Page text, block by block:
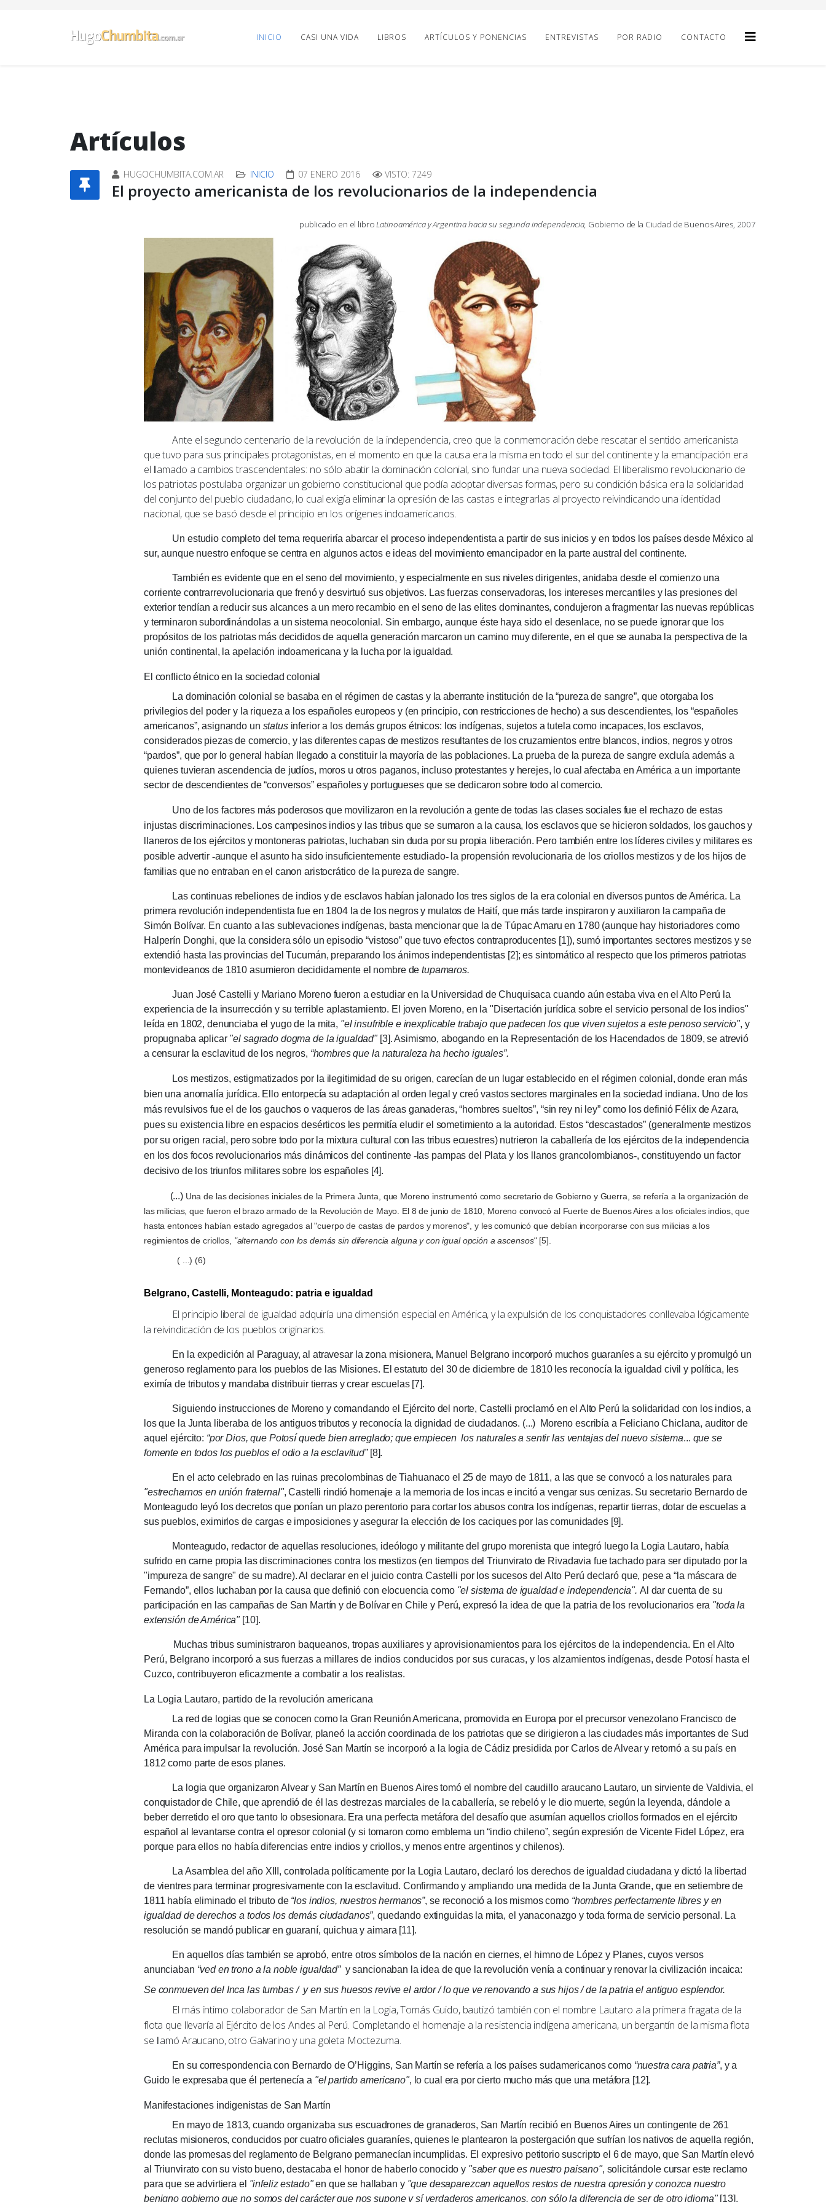
INICIO CASI UNA VIDA LIBROS ARTÍCULOS Y PONENCIAS ENTREVISTAS POR RADIO CONTACTO
Artículos
HUGOCHUMBITA.COM.AR INICIO 07 ENERO 2016 VISTO: 7249
El proyecto americanista de los revolucionarios de la independencia
publicado en el libroLatinoamérica y Argentina hacia su segunda independencia, Gobierno de la Ciudad de Buenos Aires, 2007
Ante el segundo centenario de la revolución de la independencia, creo que la conmemoración debe rescatar el sentido americanista
que tuvo para sus principales protagonistas, en el momento en que la causa era la misma en todo el sur del continente y la emancipación era
el llamado a cambios trascendentales: no sólo abatir la dominación colonial, sino fundar una nueva sociedad. El liberalismo revolucionario de
los patriotas postulaba organizar un gobierno constitucional que podía adoptar diversas formas, pero su condición básica era la solidaridad
del conjunto del pueblo ciudadano, lo cual exigía eliminar la opresión de las castas e integrarlas al proyecto reivindicando una identidad
nacional, que se basó desde el principio en los orígenes indoamericanos.
Un estudio completo del tema requeriría abarcar el proceso independentista a partir de sus inicios y en todos los países desde México al
sur, aunque nuestro enfoque se centra en algunos actos e ideas del movimiento emancipador en la parte austral del continente.
También es evidente que en el seno del movimiento, y especialmente en sus niveles dirigentes, anidaba desde el comienzo una
corriente contrarrevolucionaria que frenó y desvirtuó sus objetivos. Las fuerzas conservadoras, los intereses mercantiles y las presiones del
exterior tendían a reducir sus alcances a un mero recambio en el seno de las elites dominantes, condujeron a fragmentar las nuevas repúblicas
y terminaron subordinándolas a un sistema neocolonial. Sin embargo, aunque éste haya sido el desenlace, no se puede ignorar que los
propósitos de los patriotas más decididos de aquella generación marcaron un camino muy diferente, en el que se aunaba la perspectiva de la
unión continental, la apelación indoamericana y la lucha por la igualdad.
El conflicto étnico en la sociedad colonial
La dominación colonial se basaba en el régimen de castas y la aberrante institución de la “pureza de sangre”, que otorgaba los
privilegios del poder y la riqueza a los españoles europeos y (en principio, con restricciones de hecho) a sus descendientes, los “españoles
americanos”, asignando un statusinferior a los demás grupos étnicos: los indígenas, sujetos a tutela como incapaces, los esclavos,
considerados piezas de comercio, y las diferentes capas de mestizos resultantes de los cruzamientos entre blancos, indios, negros y otros
“pardos”, que por lo general habían llegado a constituir la mayoría de las poblaciones. La prueba de la pureza de sangre excluía además a
quienes tuvieran ascendencia de judíos, moros u otros paganos, incluso protestantes y herejes, lo cual afectaba en América a un importante
sector de descendientes de “conversos” españoles y portugueses que se dedicaron sobre todo al comercio.
Uno de los factores más poderosos que movilizaron en la revolución a gente de todas las clases sociales fue el rechazo de estas
injustas discriminaciones. Los campesinos indios y las tribus que se sumaron a la causa, los esclavos que se hicieron soldados, los gauchos y
llaneros de los ejércitos y montoneras patriotas, luchaban sin duda por su propia liberación. Pero también entre los líderes civiles y militares es
posible advertir -aunque el asunto ha sido insuficientemente estudiado-la propensión revolucionaria de los criollos mestizos y de los hijos de
familias que no entraban en el canon aristocrático de la pureza de sangre.
Las continuas rebeliones de indios y de esclavos habían jalonado los tres siglos de la era colonial en diversos puntos de América. La
primera revolución independentista fue en 1804 la de los negros y mulatos de Haití, que más tarde inspiraron y auxiliaron la campaña de
Simón Bolívar. En cuanto a las sublevaciones indígenas, basta mencionar que la de Túpac Amaru en 1780 (aunque hay historiadores como
Halperín Donghi, que la considera sólo un episodio “vistoso” que tuvo efectos contraproducentes [1]), sumó importantes sectores mestizos y se
extendió hasta las provincias del Tucumán, preparando los ánimos independentistas [2]; es sintomático al respecto que los primeros patriotas
montevideanos de 1810 asumieron decididamente el nombre detupamaros.
Juan José Castelli y Mariano Moreno fueron a estudiar en la Universidad de Chuquisaca cuando aún estaba viva en el Alto Perú la
experiencia de la insurrección y su terrible aplastamiento. El joven Moreno, en la "Disertación jurídica sobre el servicio personal de los indios"
leída en 1802, denunciaba el yugo de la mita, "el insufrible e inexplicable trabajo que padecen los que viven sujetos a este penoso servicio", y
propugnaba aplicar "el sagrado dogma de la igualdad"[3]. Asimismo, abogando en la Representación de los Hacendados de 1809, se atrevió
a censurar la esclavitud de los negros, “hombres que la naturaleza ha hecho iguales”.
Los mestizos, estigmatizados por la ilegitimidad de su origen, carecían de un lugar establecido en el régimen colonial, donde eran más
bien una anomalía jurídica. Ello entorpecía su adaptación al orden legal y creó vastos sectores marginales en la sociedad indiana. Uno de los
más revulsivos fue el de los gauchos o vaqueros de las áreas ganaderas, “hombres sueltos”, “sin rey ni ley” como los definió Félix de Azara,
pues su existencia libre en espacios desérticos les permitía eludir el sometimiento a la autoridad. Estos “descastados” (generalmente mestizos
por su origen racial, pero sobre todo por la mixtura cultural con las tribus ecuestres) nutrieron la caballería de los ejércitos de la independencia
en los dos focos revolucionarios más dinámicos del continente -las pampas del Plata y los llanos grancolombianos-, constituyendo un factor
decisivo de los triunfos militares sobre los españoles [4].
(...) Una de las decisiones iniciales de la Primera Junta, que Moreno instrumentó como secretario de Gobierno y Guerra, se refería a la organización de
las milicias, que fueron el brazo armado de la Revolución de Mayo. El 8 de junio de 1810, Moreno convocó al Fuerte de Buenos Aires a los oficiales indios, que
hasta entonces habían estado agregados al "cuerpo de castas de pardos y morenos", y les comunicó que debían incorporarse con sus milicias a los
regimientos de criollos, "alternando con los demás sin diferencia alguna y con igual opción a ascensos"[5].
( ...) (6)
Belgrano, Castelli, Monteagudo: patria e igualdad
El principio liberal de igualdad adquiría una dimensión especial en América, y la expulsión de los conquistadores conllevaba lógicamente
la reivindicación de los pueblos originarios.
En la expedición al Paraguay, al atravesar la zona misionera, Manuel Belgrano incorporó muchos guaraníes a su ejército y promulgó un
generoso reglamento para los pueblos de las Misiones. El estatuto del 30 de diciembre de 1810 les reconocía la igualdad civil y política, les
eximía de tributos y mandaba distribuir tierras y crear escuelas [7].
Siguiendo instrucciones de Moreno y comandando el Ejército del norte, Castelli proclamó en el Alto Perú la solidaridad con los indios, a
los que la Junta liberaba de los antiguos tributos y reconocía la dignidad de ciudadanos. (...) Moreno escribía a Feliciano Chiclana, auditor de
aquel ejército: “por Dios, que Potosí quede bien arreglado; que empiecen los naturales a sentir las ventajas del nuevo sistema... que se
fomente en todos los pueblos el odio a la esclavitud”[8].
En el acto celebrado en las ruinas precolombinas de Tiahuanaco el 25 de mayo de 1811, a las que se convocó a los naturales para
"estrecharnos en unión fraternal", Castelli rindió homenaje a la memoria de los incas e incitó a vengar sus cenizas. Su secretario Bernardo de
Monteagudo leyó los decretos que ponían un plazo perentorio para cortar los abusos contra los indígenas, repartir tierras, dotar de escuelas a
sus pueblos, eximirlos de cargas e imposiciones y asegurar la elección de los caciques por las comunidades [9].
Monteagudo, redactor de aquellas resoluciones, ideólogo y militante del grupo morenista que integró luego la Logia Lautaro, había
sufrido en carne propia las discriminaciones contra los mestizos (en tiempos del Triunvirato de Rivadavia fue tachado para ser diputado por la
"impureza de sangre" de su madre). Al declarar en el juicio contra Castelli por los sucesos del Alto Perú declaró que, pese a “la máscara de
Fernando”, ellos luchaban por la causa que definió con elocuencia como "el sistema de igualdad e independencia". Al dar cuenta de su
participación en las campañas de San Martín y de Bolívar en Chile y Perú, expresó la idea de que la patria de los revolucionarios era "toda la
extensión de América"[10].
Muchas tribus sumi­nistraron baqueanos, tro­pas auxilia­res y aprovisio­na­mientos para los ejércitos de la indepen­den­cia. En el Alto
Perú, Belgrano in­corporó a sus fuerzas a millares de indios condu­cidos por sus curacas, y los alzamientos indígenas, desde Potosí hasta el
Cuzco, contribu­yeron eficazmente a combatir a los realistas.
La Logia Lautaro, partido de la revolución americana
La red de logias que se conocen como la Gran Reunión Americana, promovida en Europa por el precursor venezolano Francisco de
Miranda con la colaboración de Bolívar, planeó la acción coordinada de los patriotas que se dirigieron a las ciudades más importantes de Sud
América para impulsar la revolución. José San Martín se incorporó a la logia de Cádiz presidida por Carlos de Alvear y retornó a su país en
1812 como parte de esos planes.
La logia que organizaron Alvear y San Martín en Buenos Aires tomó el nombre del caudillo araucano Lautaro, un sirviente de Valdivia, el
conquistador de Chile, que aprendió de él las destrezas marciales de la caballería, se rebeló y le dio muerte, según la leyenda, dándole a
beber derretido el oro que tanto lo obsesionara. Era una perfecta metáfora del desafío que asumían aquellos criollos formados en el ejército
español al levantarse contra el opresor colonial (y si tomaron como emblema un “indio chileno”, según expresión de Vicente Fidel López, era
porque para ellos no había diferencias entre indios y criollos, y menos entre argentinos y chilenos).
La Asamblea del año XIII, controlada políticamente por la Logia Lautaro, declaró los derechos de igualdad ciudadana y dictó la libertad
de vientres para terminar progresivamente con la esclavitud. Confirmando y ampliando una medida de la Junta Grande, que en setiembre de
1811 había eliminado el tributo de “los indios, nuestros hermanos”, se reconoció a los mismos como “hombres perfectamente libres y en
igualdad de derechos a todos los demás ciudadanos”, quedando extinguidas la mita, el yanaconazgo y toda forma de servicio personal. La
resolución se mandó publicar en guaraní, quichua y aimara [11].
En aquellos días también se aprobó, entre otros símbolos de la nación en ciernes, el himno de López y Planes, cuyos versos
anunciaban “ved en trono a la noble igualdad”y sancionaban la idea de que la revolución venía a continuar y renovar la civilización incaica:
Se conmueven del Inca las tumbas / y en sus huesos revive el ardor /lo que ve renovando a sus hijos /de la patria el antiguo esplendor.
El más íntimo colaborador de San Martín en la Logia, Tomás Guido, bautizó también con el nombre Lautaro a la primera fragata de la
flota que llevaría al Ejército de los Andes al Perú. Completando el homenaje a la resistencia indígena americana, un bergantín de la misma flota
se llamó Araucano, otro Galvarino y una goleta Moctezuma.
En su correspondencia con Bernardo de O’Higgins, San Martín se refería a los países sudamericanos como “nuestra cara patria”, y a
Guido le expresaba que él pertenecía a "el partido americano", lo cual era por cierto mucho más que una metáfora [12].
Manifestaciones indigenistas de San Martín
En mayo de 1813, cuando organizaba sus escuadrones de granaderos, San Martín recibió en Buenos Aires un contingente de 261
reclutas misioneros, conducidos por cuatro oficiales guaraníes, quienes le plantearon la postergación que sufrían los nativos de aquella región,
donde las promesas del reglamento de Belgrano permanecían incumplidas. El expresivo petitorio suscripto el 6 de mayo, que San Martín elevó
al Triunvirato con su visto bueno, destacaba el honor de haberlo cono­cido y "saber que es nuestro paisano", solicitándole cursar este reclamo
para que se advirtiera el "infeliz estado"en que se hallaban y "que desaparezcan aquellos restos de nuestra opresión y conozca nuestro
benigno gobierno que no somos del carácter que nos supone y sí verdaderos americanos, con sólo la diferencia de ser de otro idioma"[13].